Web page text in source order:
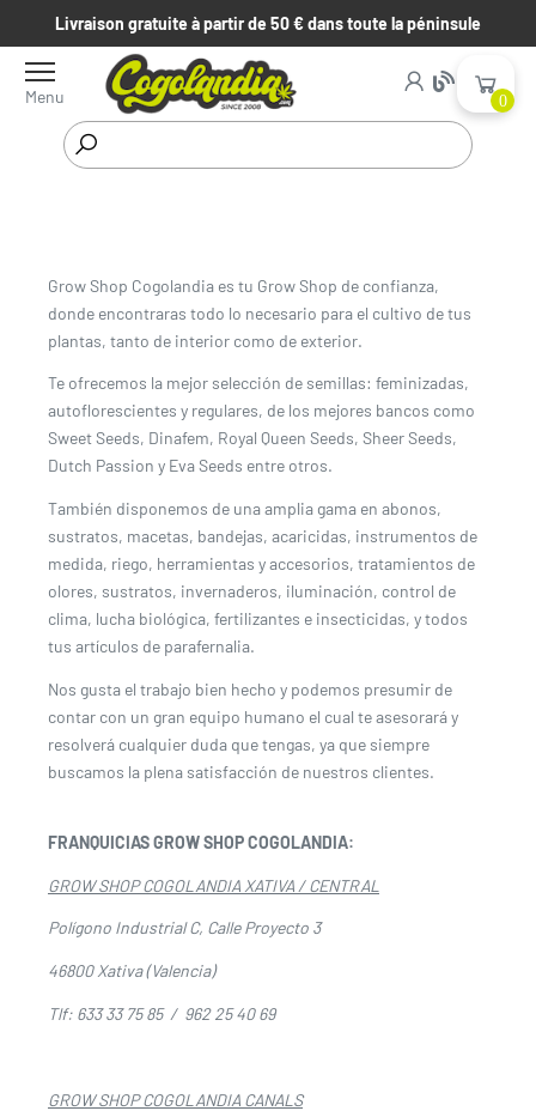
Livraison gratuite à partir de 50 € dans toute la péninsule
Menu 0
Grow Shop Cogolandia es tu Grow Shop de confianza,
donde encontraras todo lo necesario para el cultivo de tus
plantas, tanto de interior como de exterior.
Te ofrecemos la mejor selección de semillas: feminizadas,
autoflorescientes y regulares, de los mejores bancos como
Sweet Seeds, Dinafem, Royal Queen Seeds, Sheer Seeds,
Dutch Passion y Eva Seeds entre otros.
También disponemos de una amplia gama en abonos,
sustratos, macetas, bandejas, acaricidas, instrumentos de
medida, riego, herramientas y accesorios, tratamientos de
olores, sustratos, invernaderos, iluminación, control de
clima, lucha biológica, fertilizantes e insecticidas, y todos
tus artículos de parafernalia.
Nos gusta el trabajo bien hecho y podemos presumir de
contar con un gran equipo humano el cual te asesorará y
resolverá cualquier duda que tengas, ya que siempre
buscamos la plena satisfacción de nuestros clientes.
FRANQUICIAS GROW SHOP COGOLANDIA:
GROW SHOP COGOLANDIA XATIVA / CENTRAL
Polígono Industrial C, Calle Proyecto 3
46800 Xativa (Valencia)
Tlf: 633 33 75 85 / 962 25 40 69
GROW SHOP COGOLANDIA CANALS